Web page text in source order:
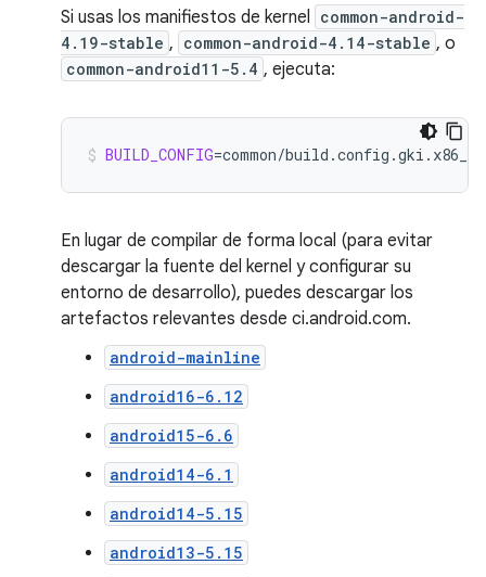
Si usas los manifiestos de kernel common-android-
4.19-stable , common-android-4.14-stable , o
common-android11-5.4 , ejecuta:
BUILD_CONFIG=common/build.config.gki.x86_64
En lugar de compilar de forma local (para evitar
descargar la fuente del kernel y configurar su
entorno de desarrollo), puedes descargar los
artefactos relevantes desde ci.android.com.
android-mainline
android16-6.12
android15-6.6
android14-6.1
android14-5.15
android13-5.15